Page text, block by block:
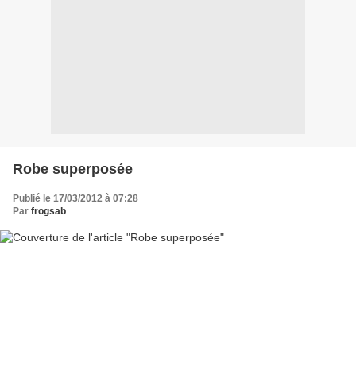
Robe superposée
Publié le 17/03/2012 à 07:28
Par frogsab